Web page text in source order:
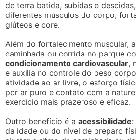
de terra batida, subidas e
diferentes músculos do corpo,
glúteos e core.
Além do fortalecimento muscular,
caminhada ou corrida no parque
condicionamento cardiovascular,
e auxilia no controle do peso
atividade ao ar livre, o esforço
por ar puro e contato com a
exercício mais prazeroso e eficaz.
Outro benefício é aacessibilidade:
da idade ou do nível de preparo